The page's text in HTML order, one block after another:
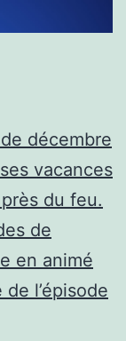
décembre
vacances
du feu.
de
en animé
l’épisode